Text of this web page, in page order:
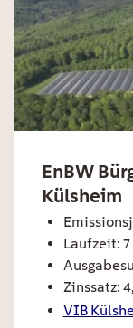
ee card title
EnBW
Külsheim
ee card text
Laufzeit: 7
Zinssatz:
VIB